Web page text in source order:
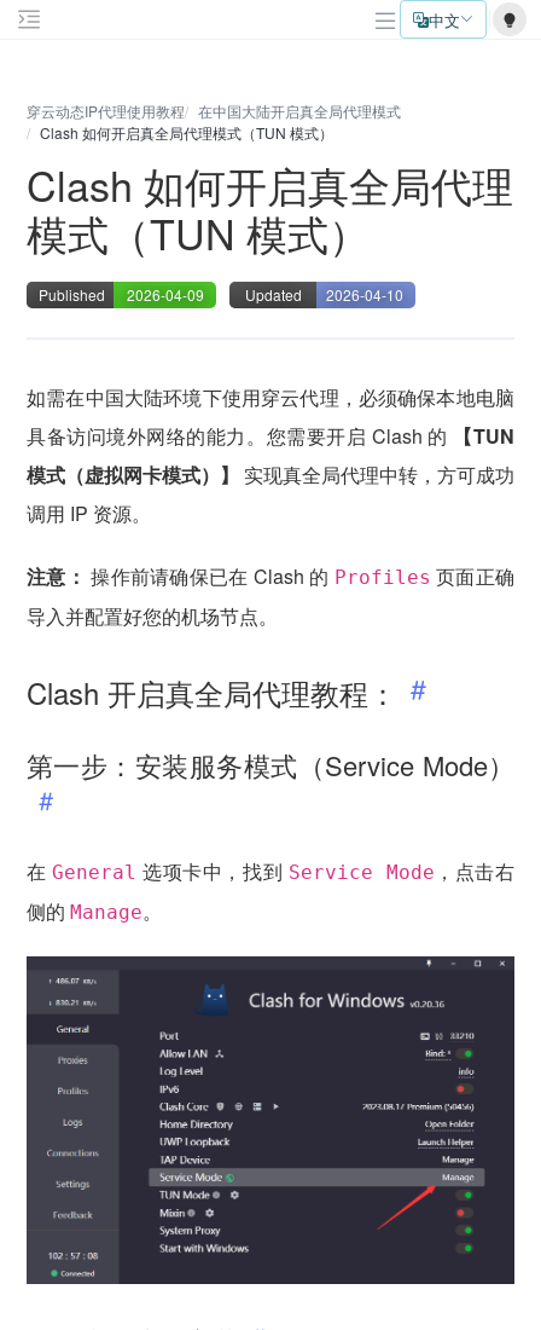
中文
穿云动态IP代理使用教程
在中国大陆开启真全局代理模式
Clash 如何开启真全局代理模式（TUN 模式）
Clash 如何开启真全局代理
模式（TUN 模式）
Published 2026-04-09 Updated 2026-04-10
如需在中国大陆环境下使用穿云代理，必须确保本地电脑
具备访问境外网络的能力。您需要开启 Clash 的
【TUN
模式（虚拟网卡模式）】
实现真全局代理中转，方可成功
调用 IP 资源。
注意： 操作前请确保已在 Clash 的 Profiles 页面正确
导入并配置好您的机场节点。
Clash 开启真全局代理教程：
第一步：安装服务模式（Service Mode）
在General 选项卡中，找到 Service Mode ，点击右
侧的 Manage。